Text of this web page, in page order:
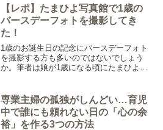
越しをスムーズに進めるコツをご紹介し
ます。
【レポ】たまひよ写真館で1歳の
バースデーフォトを撮影してき
た！
1歳のお誕生日の記念にバースデーフォト
を撮影する方も多いのではないでしょう
か。筆者は娘が1歳になる頃にたまひよ写
トについてレポします。実際にかかった
料金から撮影当日のスケジュールまで紹
介します。
専業主婦の孤独がしんどい…育児
中で誰にも頼れない日の「心の余
裕」を作る3つの方法